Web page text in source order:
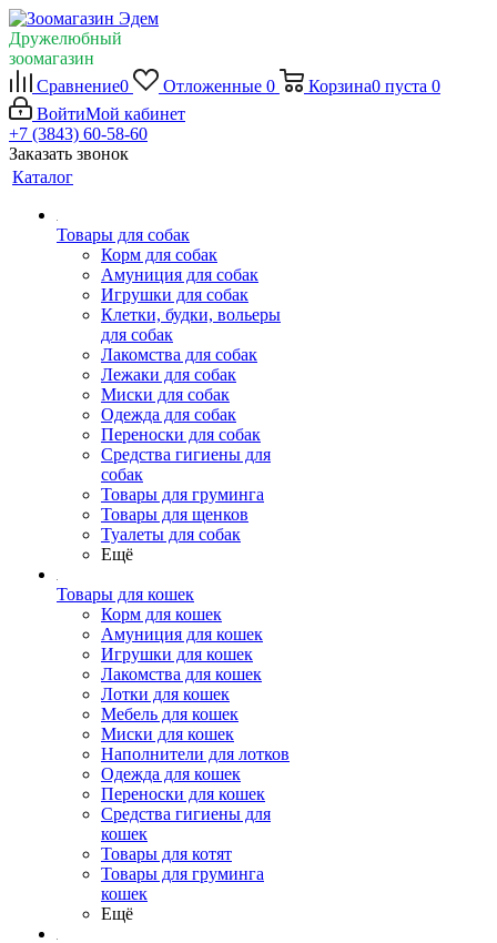
Дружелюбный
зоомагазин
Сравнение0 Отложенные 0 Корзина0 пуста 0
ВойтиМой кабинет
+7 (3843) 60-58-60
Заказать звонок
Каталог
Товары для собак
Корм для собак
Амуниция для собак
Игрушки для собак
Клетки, будки, вольеры
для собак
Лакомства для собак
Лежаки для собак
Миски для собак
Одежда для собак
Переноски для собак
Средства гигиены для
собак
Товары для груминга
Товары для щенков
Туалеты для собак
Ещё
Товары для кошек
Корм для кошек
Амуниция для кошек
Игрушки для кошек
Лакомства для кошек
Лотки для кошек
Мебель для кошек
Миски для кошек
Наполнители для лотков
Одежда для кошек
Переноски для кошек
Средства гигиены для
кошек
Товары для котят
Товары для груминга
кошек
Ещё